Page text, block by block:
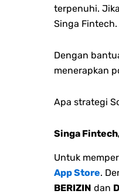
terpenuhi.
Singa Fintech.
Dengan
menerapkan
Apa strategi
Singa
Untuk
App Store.
BERIZIN dan